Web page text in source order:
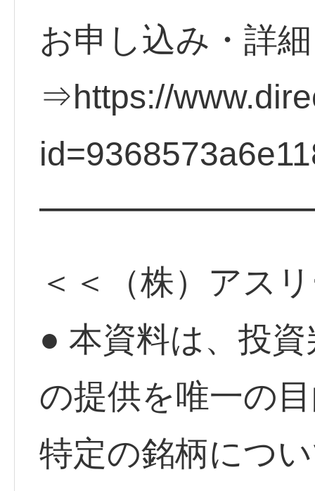
お申し込み・詳細
⇒https://
＜＜（株）アス
● 本資料は、投
の提供を唯一の
特定の銘柄につ